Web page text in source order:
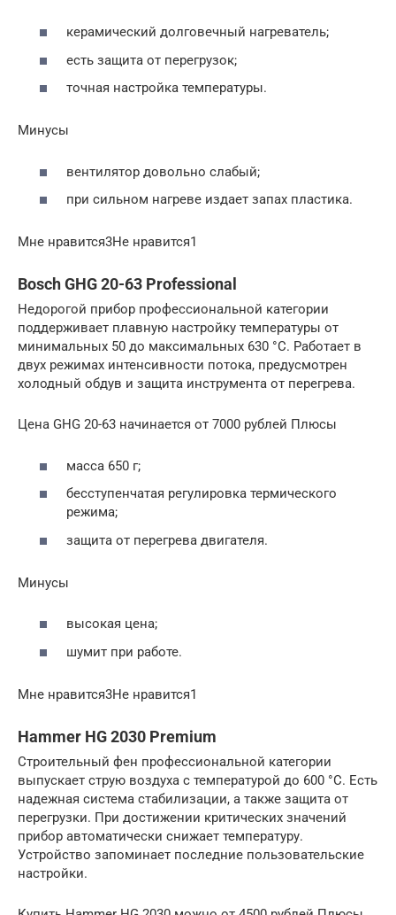
керамический долговечный нагреватель;
есть защита от перегрузок;
точная настройка температуры.
Минусы
вентилятор довольно слабый;
при сильном нагреве издает запах пластика.
Мне нравится3Не нравится1
Bosch GHG 20-63 Professional
Недорогой прибор профессиональной категории
поддерживает плавную настройку температуры от
минимальных 50 до максимальных 630 °С. Работает в
двух режимах интенсивности потока, предусмотрен
холодный обдув и защита инструмента от перегрева.
Цена GHG 20-63 начинается от 7000 рублей Плюсы
масса 650 г;
бесступенчатая регулировка термического
режима;
защита от перегрева двигателя.
Минусы
высокая цена;
шумит при работе.
Мне нравится3Не нравится1
Hammer HG 2030 Premium
Строительный фен профессиональной категории
выпускает струю воздуха с температурой до 600 °С. Есть
надежная система стабилизации, а также защита от
перегрузки. При достижении критических значений
прибор автоматически снижает температуру.
Устройство запоминает последние пользовательские
настройки.